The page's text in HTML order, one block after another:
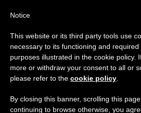
Robert si regala
Dio gradisce, sì, tutte le
Notice
This website or its third party tools use
necessary to its functioning and
purposes illustrated in the cookie policy.
more or withdraw your consent to all or
please refer to the cookie policy
By closing this banner, scrolling this
continuing to browse otherwise, you